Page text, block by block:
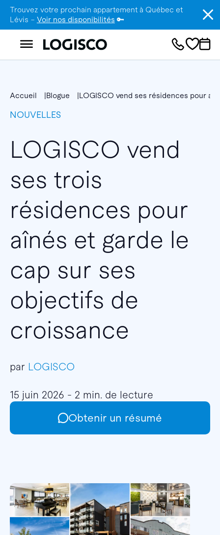
Trouvez votre prochain appartement à Québec et
Lévis – Voir nos disponibilités 🔑
Accueil Blogue LOGISCO vend ses résidences pour
NOUVELLES
LOGISCO vend
ses trois
résidences pour
aînés et garde le
cap sur ses
objectifs de
croissance
par LOGISCO
15 juin 2026 - 2 min. de lecture
Obtenir un résumé